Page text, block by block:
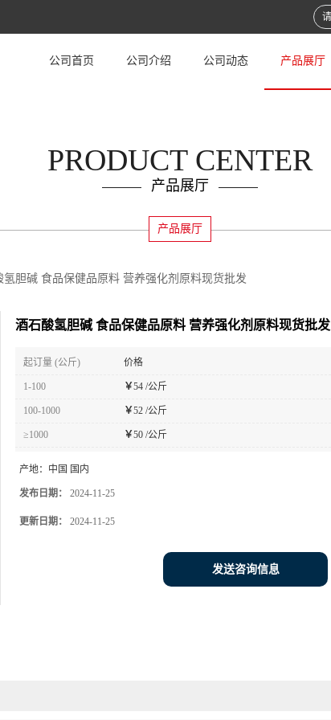
公司首页 公司介绍 公司动态 产品展厅
PRODUCT CENTER
产品展厅
产品展厅
氢胆碱 食品保健品原料 营养强化剂原料现货批发
酒石酸氢胆碱 食品保健品原料 营养强化剂原料现货批发
起订量 (公斤) 价格
1-100 ￥54 /公斤
100-1000 ￥52 /公斤
≥1000 ￥50 /公斤
产地： 中国 国内
发布日期： 2024-11-25
更新日期： 2024-11-25
发送咨询信息